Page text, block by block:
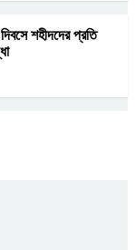
শহীদদের প্রতি